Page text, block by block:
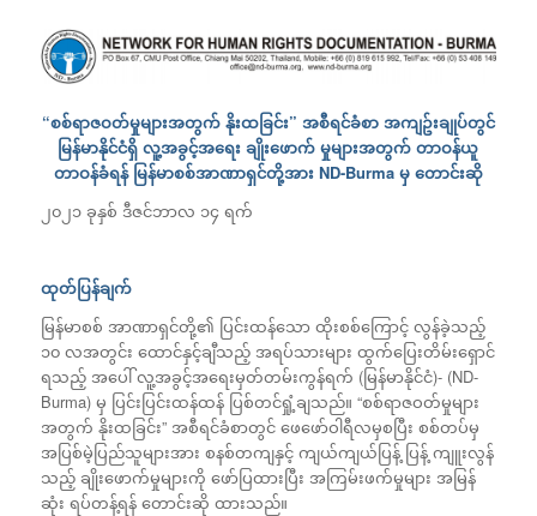
“စစ်ရာဇဝတ်မှုများအတွက် နိုးထခြင်း” အစီရင်ခံစာ အကျဥ်းချုပ်တွင်
မြန်မာနိုင်ငံရှိ လူ့အခွင့်အရေး ချိုးဖောက် မှုများအတွက် တာဝန်ယူ
တာဝန်ခံရန် မြန်မာစစ်အာဏာရှင်တို့အား ND-Burma မှ တောင်းဆို
၂၀၂၁ ခုနှစ် ဒီဇင်ဘာလ ၁၄ ရက်
ထုတ်ပြန်ချက်
မြန်မာစစ် အာဏာရှင်တို့၏ ပြင်းထန်သော ထိုးစစ်ကြောင့် လွန်ခဲ့သည့်
၁၀ လအတွင်း ထောင်နှင့်ချီသည့် အရပ်သားများ ထွက်ပြေးတိမ်းရှောင်
ရသည့် အပေါ် လူ့အခွင့်အရေးမှတ်တမ်းကွန်ရက် (မြန်မာနိုင်ငံ)- (ND-
Burma) မှ ပြင်းပြင်းထန်ထန် ပြစ်တင်ရှုံ့ချသည်။ “စစ်ရာဇဝတ်မှုများ
အတွက် နိုးထခြင်း” အစီရင်ခံစာတွင် ဖေဖော်ဝါရီလမှစပြီး စစ်တပ်မှ
အပြစ်မဲ့ပြည်သူများအား စနစ်တကျနှင့် ကျယ်ကျယ်ပြန့် ပြန့် ကျူးလွန်
သည့် ချိုးဖောက်မှုများကို ဖော်ပြထားပြီး အကြမ်းဖက်မှုများ အမြန်
ဆုံး ရပ်တန့်ရန် တောင်းဆို ထားသည်။